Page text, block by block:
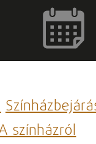
színházról